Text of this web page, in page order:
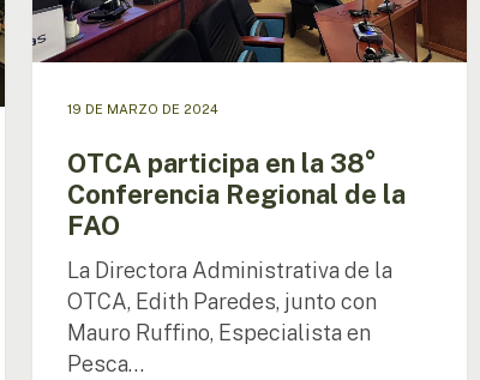
de
la
FAO
19 DE MARZO DE 2024
OTCA participa en la 38°
Conferencia Regional de la
FAO
La Directora Administrativa de la
OTCA, Edith Paredes, junto con
Mauro Ruffino, Especialista en
Pesca…